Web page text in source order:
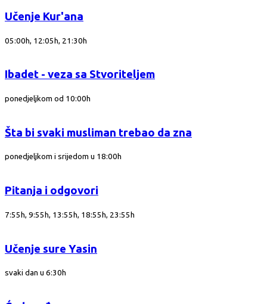
Učenje Kur'ana
05:00h, 12:05h, 21:30h
Ibadet - veza sa Stvoriteljem
ponedjeljkom od 10:00h
Šta bi svaki musliman trebao da zna
ponedjeljkom i srijedom u 18:00h
Pitanja i odgovori
7:55h, 9:55h, 13:55h, 18:55h, 23:55h
Učenje sure Yasin
svaki dan u 6:30h